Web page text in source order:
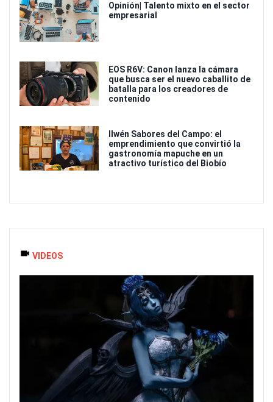
Opinión| Talento mixto en el sector
empresarial
EOS R6V: Canon lanza la cámara
que busca ser el nuevo caballito de
batalla para los creadores de
contenido
Ilwén Sabores del Campo: el
emprendimiento que convirtió la
gastronomía mapuche en un
atractivo turístico del Biobío
VIDEOS